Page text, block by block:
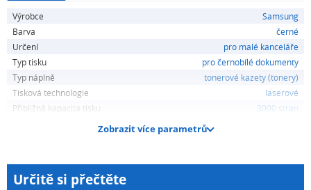
Výrobce
Samsung
Barva
černé
Určení
pro malé kanceláře
Typ tisku
pro černobílé dokumenty
Typ náplně
tonerové kazety (tonery)
Tisková technologie
laserové
Přibližná kapacita tisku
3000 stran
Zobrazit více parametrů
Určitě si přečtěte